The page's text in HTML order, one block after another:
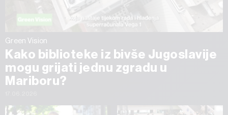
Green Vision
Kako biblioteke iz bivše Jugoslavije
mogu grijati jednu zgradu u
Mariboru?